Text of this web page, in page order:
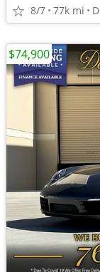
8/7 77k mi
$74,900